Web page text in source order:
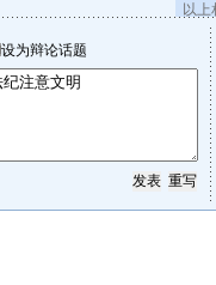
以
设为辩论话题